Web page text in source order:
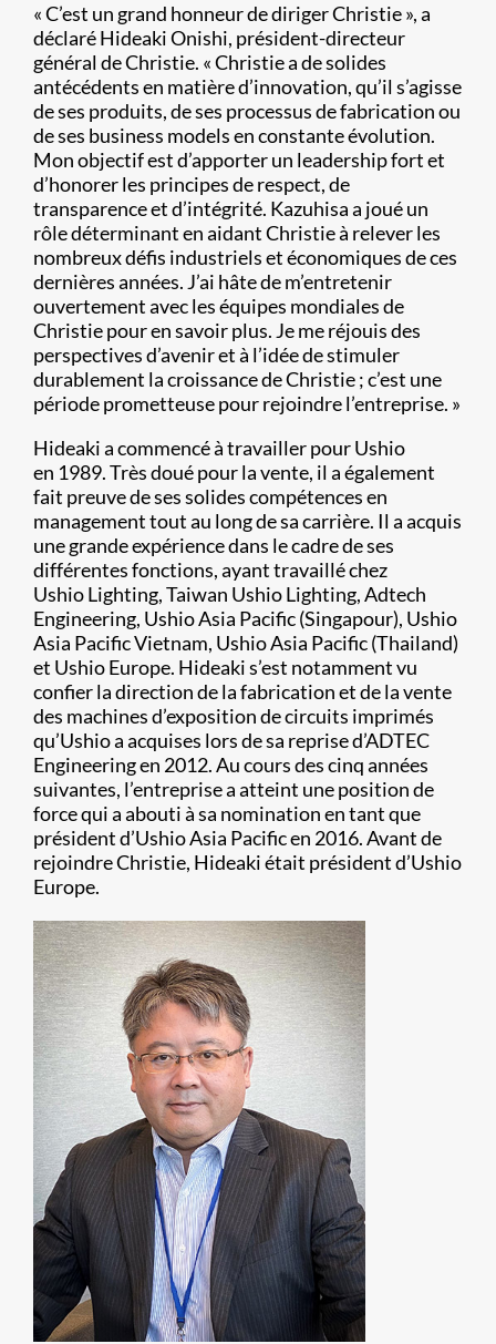
« C’est un grand honneur de diriger Christie », a
déclaré Hideaki Onishi, président-directeur
général de Christie. « Christie a de solides
antécédents en matière d’innovation, qu’il s’agisse
de ses produits, de ses processus de fabrication ou
de ses business models en constante évolution.
Mon objectif est d’apporter un leadership fort et
d’honorer les principes de respect, de
transparence et d’intégrité. Kazuhisa a joué un
rôle déterminant en aidant Christie à relever les
nombreux défis industriels et économiques de ces
dernières années. J’ai hâte de m’entretenir
ouvertement avec les équipes mondiales de
Christie pour en savoir plus. Je me réjouis des
perspectives d’avenir et à l’idée de stimuler
durablement la croissance de Christie ; c’est une
période prometteuse pour rejoindre l’entreprise. »
Hideaki a commencé à travailler pour Ushio
en 1989. Très doué pour la vente, il a également
fait preuve de ses solides compétences en
management tout au long de sa carrière. Il a acquis
une grande expérience dans le cadre de ses
différentes fonctions, ayant travaillé chez
Ushio Lighting, Taiwan Ushio Lighting, Adtech
Engineering, Ushio Asia Pacific (Singapour), Ushio
Asia Pacific Vietnam, Ushio Asia Pacific (Thailand)
et Ushio Europe. Hideaki s’est notamment vu
confier la direction de la fabrication et de la vente
des machines d’exposition de circuits imprimés
qu’Ushio a acquises lors de sa reprise d’ADTEC
Engineering en 2012. Au cours des cinq années
suivantes, l’entreprise a atteint une position de
force qui a abouti à sa nomination en tant que
président d’Ushio Asia Pacific en 2016. Avant de
rejoindre Christie, Hideaki était président d’Ushio
Europe.